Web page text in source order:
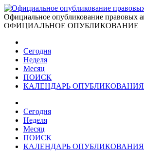
Официальное опубликование правовых
ОФИЦИАЛЬНОЕ ОПУБЛИКОВАНИЕ
Сегодня
Неделя
Месяц
ПОИСК
КАЛЕНДАРЬ ОПУБЛИКОВАНИЯ
Сегодня
Неделя
Месяц
ПОИСК
КАЛЕНДАРЬ ОПУБЛИКОВАНИЯ